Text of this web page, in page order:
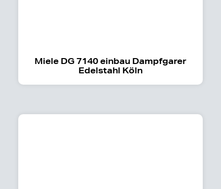
Miele DG 7140 einbau Dampfgarer
Edelstahl Köln